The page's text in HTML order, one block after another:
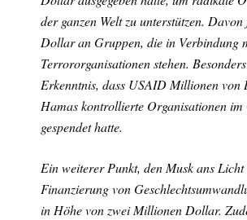
der ganzen Welt zu unterstützen.
Dollar an Gruppen, die in Verbindung
Terrororganisationen stehen.
Erkenntnis, dass USAID Millionen von
Hamas kontrollierte Organisationen im
gespendet hatte.
Ein weiterer Punkt, den Musk ans
Finanzierung von
in Höhe von zwei Millionen Dollar.